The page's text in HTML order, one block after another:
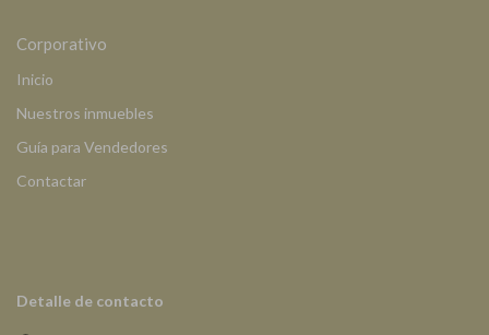
Corporativo
Inicio
Nuestros inmuebles
Guía para Vendedores
Contactar
Detalle de contacto